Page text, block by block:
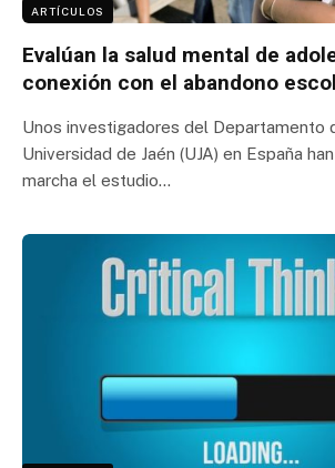
ARTÍCULOS
Evalúan la salud mental de
conexión con el abandono
Unos investigadores del Departamento
Universidad de Jaén (UJA) en España
marcha el estudio…